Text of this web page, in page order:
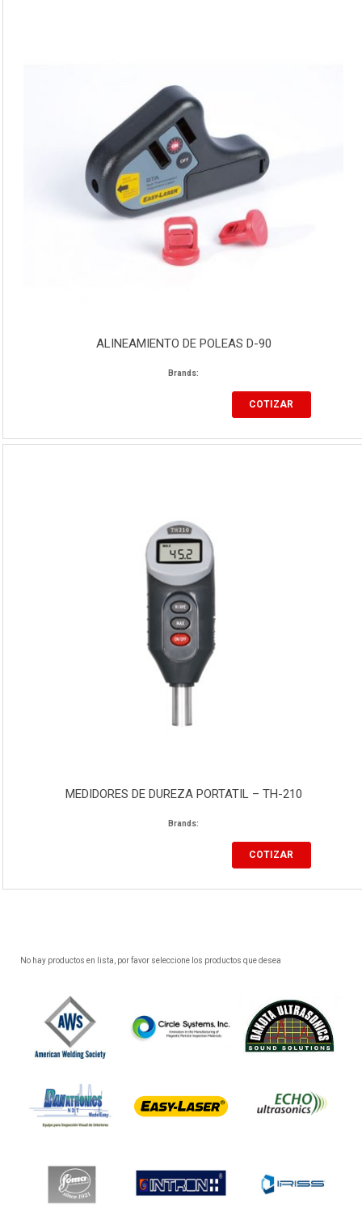
ALINEAMIENTO DE POLEAS D-90
Brands:
COTIZAR
MEDIDORES DE DUREZA PORTATIL – TH-210
Brands:
COTIZAR
No hay productos en lista, por favor seleccione los productos que desea